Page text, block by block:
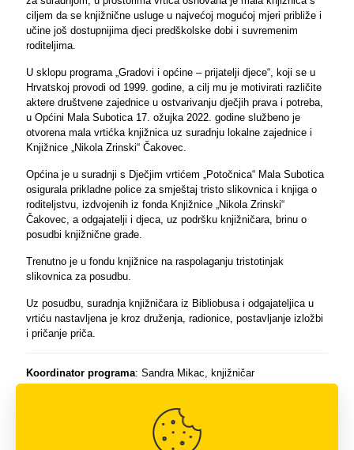
ciljem da se knjižnične usluge u najvećoj mogućoj mjeri približe i
učine još dostupnijima djeci predškolske dobi i suvremenim
roditeljima.
U sklopu programa „Gradovi i općine – prijatelji djece“, koji se u
Hrvatskoj provodi od 1999. godine, a cilj mu je motivirati različite
aktere društvene zajednice u ostvarivanju dječjih prava i potreba,
u Općini Mala Subotica 17. ožujka 2022. godine službeno je
otvorena mala vrtićka knjižnica uz suradnju lokalne zajednice i
Knjižnice „Nikola Zrinski“ Čakovec.
Općina je u suradnji s Dječjim vrtićem „Potočnica“ Mala Subotica
osigurala prikladne police za smještaj tristo slikovnica i knjiga o
roditeljstvu, izdvojenih iz fonda Knjižnice „Nikola Zrinski“
Čakovec, a odgajatelji i djeca, uz podršku knjižničara, brinu o
posudbi knjižnične građe.
Trenutno je u fondu knjižnice na raspolaganju tristotinjak
slikovnica za posudbu.
Uz posudbu, suradnja knjižničara iz Bibliobusa i odgajateljica u
vrtiću nastavljena je kroz druženja, radionice, postavljanje izložbi
i pričanje priča.
Koordinator programa: Sandra Mikac, knjižničar
: Vida Medlobi, knjižničar